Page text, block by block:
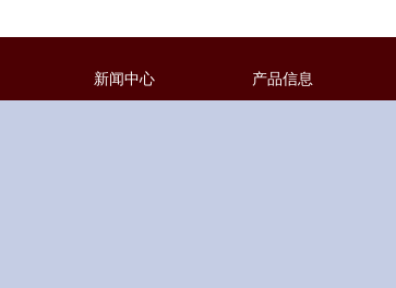
新闻中心 产品信息